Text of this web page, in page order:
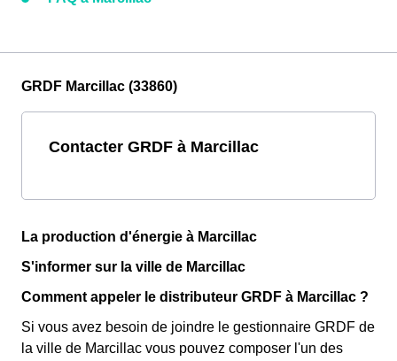
GRDF Marcillac (33860)
Contacter GRDF à Marcillac
La production d'énergie à Marcillac
S'informer sur la ville de Marcillac
Comment appeler le distributeur GRDF à Marcillac ?
Si vous avez besoin de joindre le gestionnaire GRDF de
la ville de Marcillac vous pouvez composer l'un des